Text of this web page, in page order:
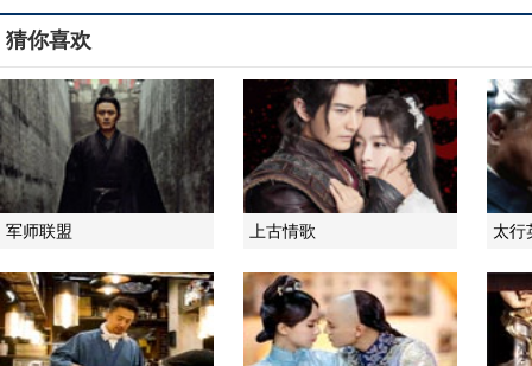
猜你喜欢
军师联盟 上古情歌 太行